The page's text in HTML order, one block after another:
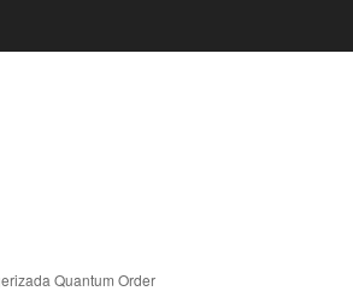
Quantum Order